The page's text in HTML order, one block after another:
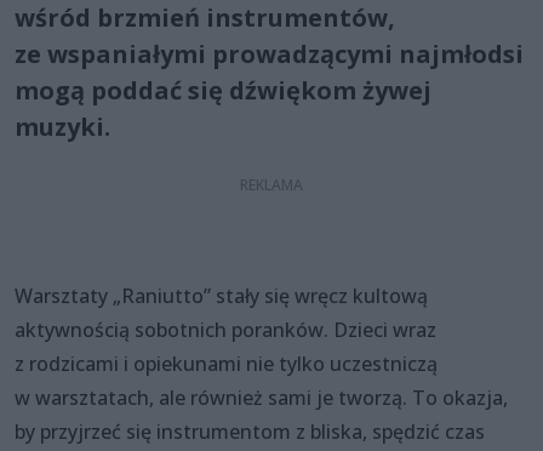
wśród brzmień instrumentów,
ze wspaniałymi prowadzącymi najmłodsi
mogą poddać się dźwiękom żywej
muzyki.
Warsztaty „Raniutto” stały się wręcz kultową
aktywnością sobotnich poranków. Dzieci wraz
z rodzicami i opiekunami nie tylko uczestniczą
w warsztatach, ale również sami je tworzą. To okazja,
by przyjrzeć się instrumentom z bliska, spędzić czas